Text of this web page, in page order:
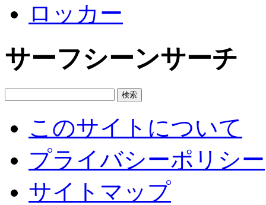
ロッカー
サーフシーンサーチ
このサイトについて
プライバシーポリシー
サイトマップ